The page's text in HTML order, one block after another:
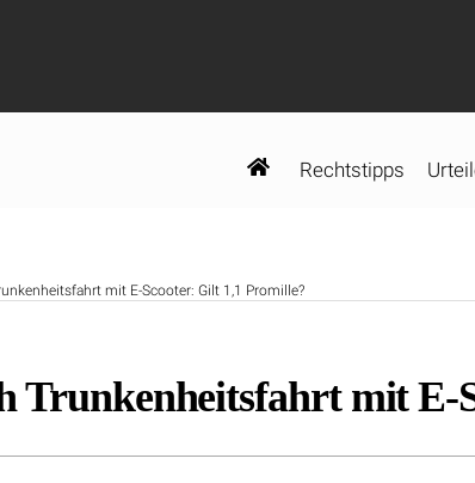
Rechtstipps
mit E-Scooter: Gilt 1,1 Promille?
Trunkenheitsfahrt mit E-